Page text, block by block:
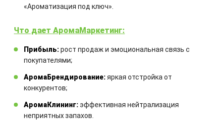
«Ароматизация под ключ».
Что дает АромаМаркетинг:
Прибыль:рост продаж и эмоциональная связь с
покупателями;
АромаБрендирование:яркая отстройка от
конкурентов;
АромаКлининг:эффективная нейтрализация
неприятных запахов.